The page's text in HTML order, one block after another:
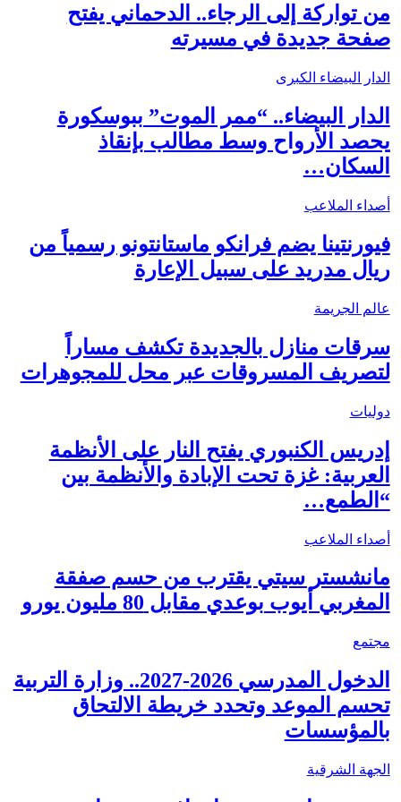
من تواركة إلى الرجاء.. الدحماني يفتح
صفحة جديدة في مسيرته
الدار البيضاء الكبرى
الدار البيضاء.. “ممر الموت” ببوسكورة
يحصد الأرواح وسط مطالب بإنقاذ
السكان…
أصداء الملاعب
فيورنتينا يضم فرانكو ماستانتونو رسمياً من
ريال مدريد على سبيل الإعارة
عالم الجريمة
سرقات منازل بالجديدة تكشف مساراً
لتصريف المسروقات عبر محل للمجوهرات
دوليات
إدريس الكنبوري يفتح النار على الأنظمة
العربية: غزة تحت الإبادة والأنظمة بين
“الطمع…
أصداء الملاعب
مانشستر سيتي يقترب من حسم صفقة
المغربي أيوب بوعدي مقابل 80 مليون يورو
مجتمع
الدخول المدرسي 2026-2027.. وزارة التربية
تحسم الموعد وتحدد خريطة الالتحاق
بالمؤسسات
الجهة الشرقية